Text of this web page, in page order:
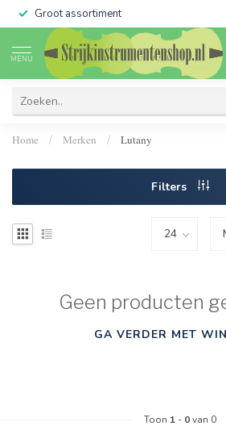
Groot assortiment
MENU
Home / Merken / Lutany
Filters
Geen producten
GA VERDER MET
Toon 1 - 0van 0